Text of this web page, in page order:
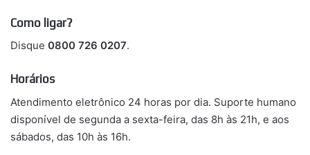
Como ligar?
Disque 0800 726 0207.
Horários
Atendimento eletrônico 24 horas por dia. Suporte humano
disponível de segunda a sexta-feira, das 8h às 21h, e aos
sábados, das 10h às 16h.